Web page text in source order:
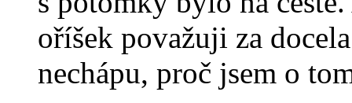
oříšek považuji za
nechápu, proč jsem o